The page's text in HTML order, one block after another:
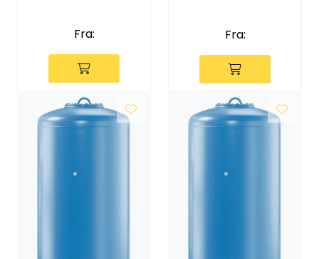
Fra: Fra:
Utleieverktøy
Vekslere